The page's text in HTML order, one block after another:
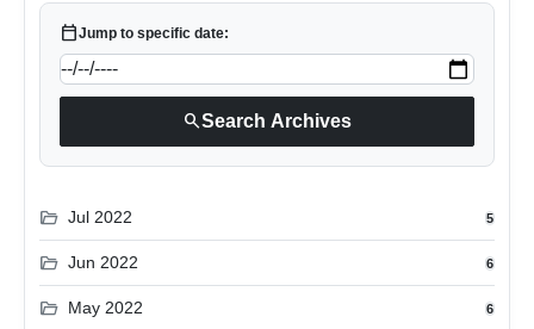
calendar_todayJump to specific date:
searchSearch Archives
folder_open Jul 2022 5
folder_open Jun 2022 6
folder_open May 2022 6